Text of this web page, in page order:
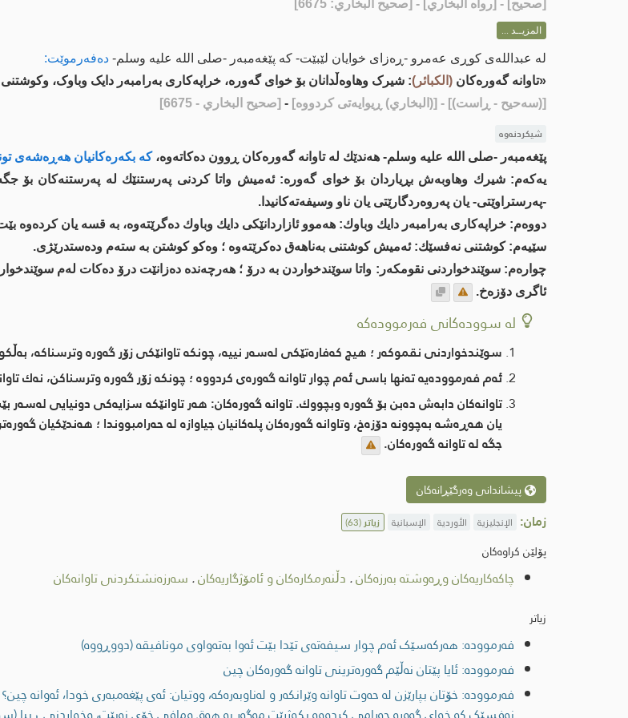
صحيح ] - [رواه البخاري] - [صحيح البخاري: 6675]
المزيــد ...
لە عبداللەی کوڕی عەمرو -ڕەزای خوایان لێبێت- کە پێغەمبەر -صلى اللە علیە وسلم- دەفەرموێت:
«تاوانە گەورەکان (الکبائر): شیرک وهاوەڵدانان بۆ خوای گەورە، خراپەکاری بەرامبەر دایک وباوک،
[(سەحیح - ڕاست)] - [(البخاري) ڕیوایەتی كردووە] - [صحيح البخاري - 6675]
شیکردنەوە
پێغەمبەر -صلى اللە علیە وسلم- هەندێك لە تاوانە گەورەكان ڕوون دەكاتەوە، كە بكەرەكانیان هەڕەشەی
یەكەم: شیرك وهاوبەش بڕیاردان بۆ خوای گەورە: ئەمیش واتا كردنی پەرستنێك لە پەرستنەكان بۆ
-پەرستراوێتی- یان پەروەردگارێتی یان ناو وسیفەتەكانیدا.
دووەم: خراپەكاری بەرامبەر دایك وباوك: هەموو ئازاردانێكی دایك وباوك دەگرێتەوە، بە قسە یان كردەوە
سێیەم: كوشتنی نەفسێك: ئەمیش كوشتنی بەناهەق دەكرێتەوە ؛ وەكو كوشتن بە ستەم ودەستدرێژی.
چوارەم: سوێندخواردنی نقومكەر: واتا سوێندخواردن بە درۆ ؛ هەرچەندە دەزانێت درۆ دەكات لەم
ئاگری دۆزەخ.
لە سوودەکانی فەرموودەکە
سوێندخواردنی نقموكەر ؛ هیچ كەفارەتێكی لەسەر نییە، چونكە تاوانێكی زۆر گەورە وترسناكە،
ئەم فەرموودەیە تەنها باسی ئەم چوار تاوانە گەورەی كردووە ؛ چونكە زۆر گەورە وترسناكن، نەك
تاوانەكان دابەش دەبن بۆ گەورە وبچووك. تاوانە گەورەكان: هەر تاوانێكە سزایەكی دونیایی
یان هەڕەشە بەچوونە دۆزەخ، وتاوانە گەورەكان پلەكانیان جیاوازە لە حەرامبووندا ؛ هەندێكیان
جگە لە تاوانە گەورەكان.
پیشاندانی وەرگێڕانەکان
زمان: الإنجليزية الأوردية الإسبانية زیاتر(63)
پۆلێن کراوەکان
چاكەكاریەكان وڕەوشتە بەرزەکان. دڵنەرمکارەکان و ئامۆژگاریەکان. سەرزەنشتکردنی تاوانەکان
زیاتر
فەرموودە: هەرکەسێک ئەم چوار سیفەتەی تێدا بێت ئەوا بەتەواوی مونافیقە (دووڕووە)
فەرموودە: ئایا پێتان نەڵێم گەورەترینی تاوانە گەورەکان چین
فەرموودە: خۆتان بپارێزن لە حەوت تاوانە وێرانکەر و لەناوبەرەکە، ووتیان: ئەی پێغەمبەری خودا،